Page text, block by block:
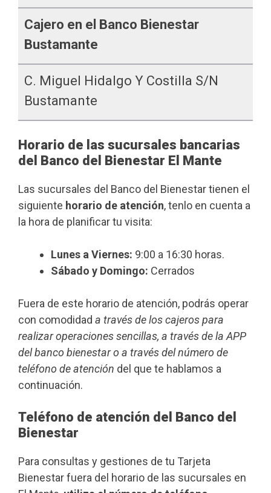
Cajero en el Banco Bienestar
Bustamante
C. Miguel Hidalgo Y Costilla S/n
Bustamante
Horario de las sucursales bancarias
del Banco del Bienestar El Mante
Las sucursales del Banco del Bienestar tienen el
siguiente horario de atención, tenlo en cuenta a
la hora de planificar tu visita:
Lunes a Viernes: 9:00 a 16:30 horas.
Sábado y Domingo: Cerrados
Fuera de este horario de atención, podrás operar
con comodidad a través de los cajeros para
realizar operaciones sencillas, a través de la APP
del banco bienestar o a través del número de
teléfono de atención del que te hablamos a
continuación.
Teléfono de atención del Banco del
Bienestar
Para consultas y gestiones de tu Tarjeta
Bienestar fuera del horario de las sucursales en